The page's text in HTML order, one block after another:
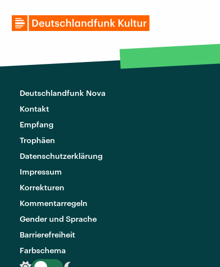
Deutschlandfunk Nova
Kontakt
Empfang
Trophäen
Datenschutzerklärung
Impressum
Korrekturen
Kommentarregeln
Gender und Sprache
Barrierefreiheit
Farbschema